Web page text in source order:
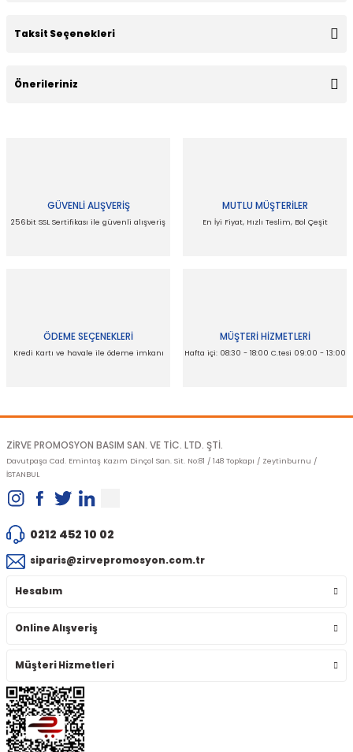
Taksit Seçenekleri
Önerileriniz
Ürün resmi kalitesiz, bozuk veya görüntülenemiyor.
GÜVENLİ ALIŞVERİŞ
256bit SSL Sertifikası ile güvenli alışveriş
MUTLU MÜŞTERİLER
En İyi Fiyat, Hızlı Teslim, Bol Çeşit
ÖDEME SEÇENEKLERİ
Kredi Kartı ve havale ile ödeme imkanı
MÜŞTERİ HİZMETLERİ
Hafta içi: 08:30 - 18:00 C.tesi 09:00 - 13:00
ZİRVE PROMOSYON BASIM SAN. VE TİC. LTD. ŞTİ.
Davutpaşa Cad. Emintaş Kazım Dinçol San. Sit. No:81 / 148 Topkapı / Zeytinburnu /
İSTANBUL
0212 452 10 02
siparis@zirvepromosyon.com.tr
Hesabım
Online Alışveriş
Müşteri Hizmetleri